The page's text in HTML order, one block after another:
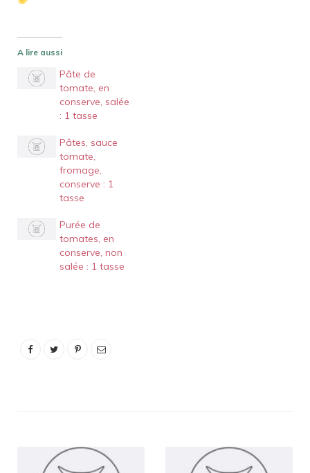
A lire aussi
Pâte de
tomate, en
conserve, salée
: 1 tasse
Pâtes, sauce
tomate,
fromage,
conserve : 1
tasse
Purée de
tomates, en
conserve, non
salée : 1 tasse